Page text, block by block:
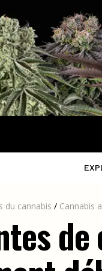
du cannabis / Cannabis